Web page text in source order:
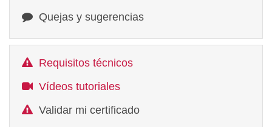
Quejas y sugerencias
Requisitos técnicos
Vídeos tutoriales
Validar mi certificado